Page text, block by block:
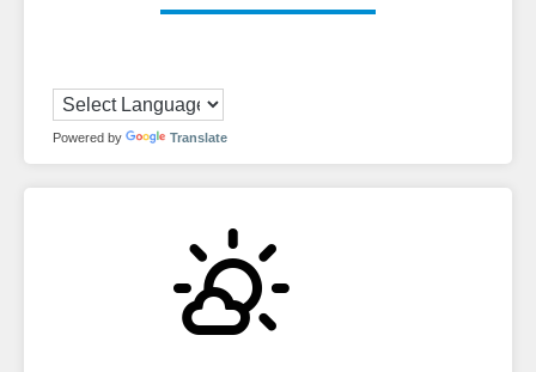
Powered by Translate